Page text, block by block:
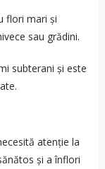
flori mari și
sau grădini.
subterani și este
atenție la
și a înflori